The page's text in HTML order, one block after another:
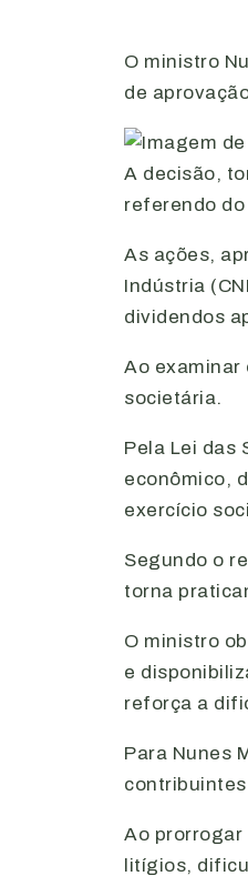
O ministro
de
A decisão,
referendo
As ações,
Indústria
dividendos
Ao
societária.
Pela Lei das
econômico,
exercício
Segundo o
torna
O ministro
e
reforça a
Para Nunes
Ao prorrogar
litígios,